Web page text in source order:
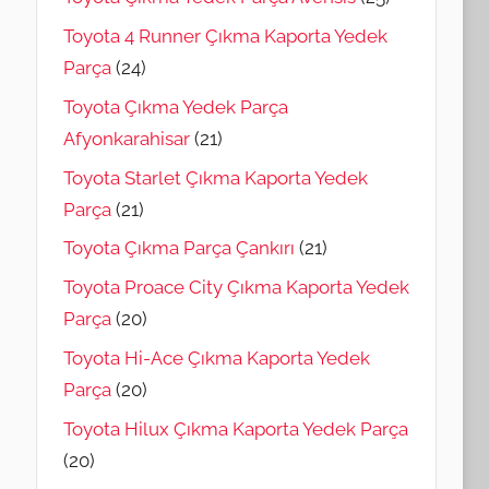
Toyota 4 Runner Çıkma Kaporta Yedek
Parça (24)
Toyota Çıkma Yedek Parça
Afyonkarahisar (21)
Toyota Starlet Çıkma Kaporta Yedek
Parça (21)
Toyota Çıkma Parça Çankırı (21)
Toyota Proace City Çıkma Kaporta Yedek
Parça (20)
Toyota Hi-Ace Çıkma Kaporta Yedek
Parça (20)
Toyota Hilux Çıkma Kaporta Yedek Parça
(20)